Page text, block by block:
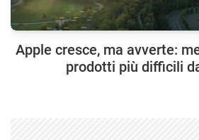
Apple cresce, ma avverte:
prodotti più difficili